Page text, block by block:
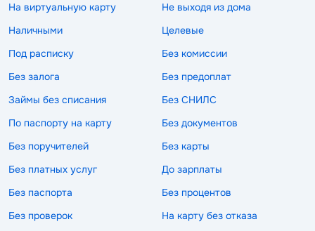
На виртуальную карту
Не выходя из дома
Наличными
Целевые
Под расписку
Без комиссии
Без залога
Без предоплат
Займы без списания
Без СНИЛС
По паспорту на карту
Без документов
Без поручителей
Без карты
Без платных услуг
До зарплаты
Без паспорта
Без процентов
Без проверок
На карту без отказа